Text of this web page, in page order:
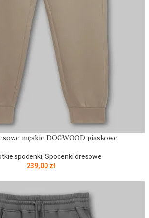
męskie DOGWOOD piaskowe
spodenki, Spodenki dresowe
239,00 zł